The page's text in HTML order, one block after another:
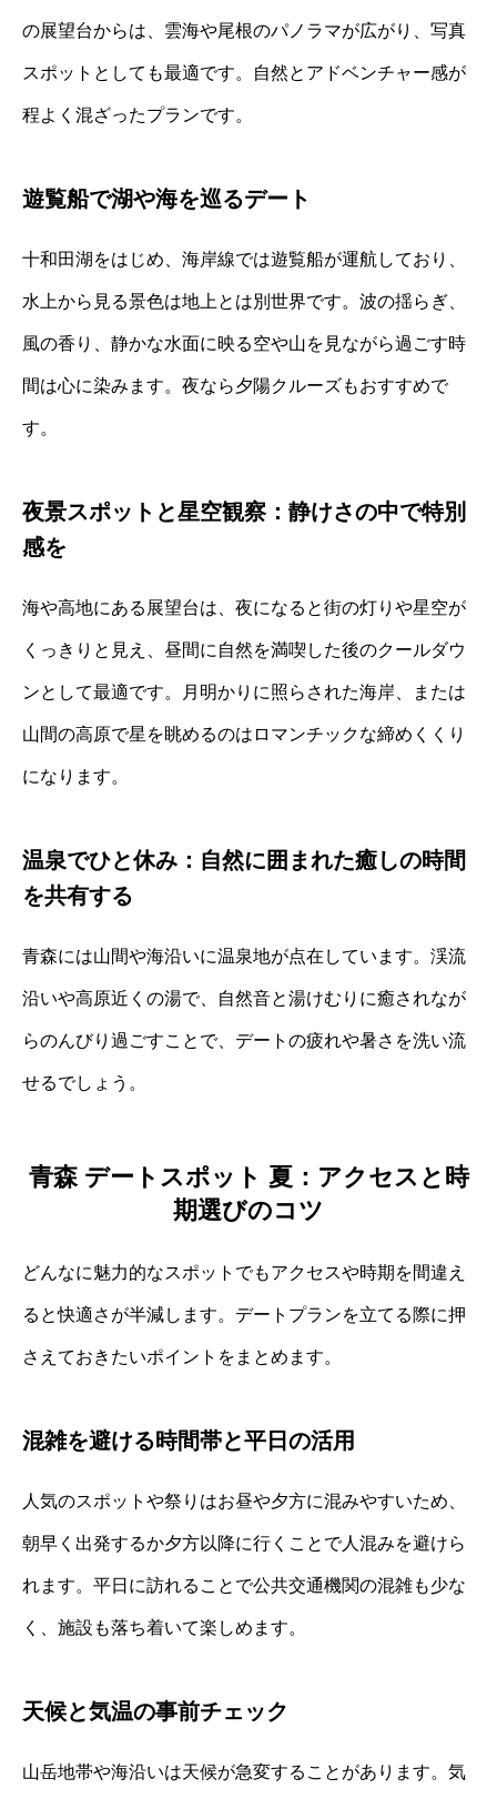
の展望台からは、雲海や尾根のパノラマが広がり、写真
スポットとしても最適です。自然とアドベンチャー感が
程よく混ざったプランです。
遊覧船で湖や海を巡るデート
十和田湖をはじめ、海岸線では遊覧船が運航しており、
水上から見る景色は地上とは別世界です。波の揺らぎ、
風の香り、静かな水面に映る空や山を見ながら過ごす時
間は心に染みます。夜なら夕陽クルーズもおすすめで
す。
夜景スポットと星空観察：静けさの中で特別
感を
海や高地にある展望台は、夜になると街の灯りや星空が
くっきりと見え、昼間に自然を満喫した後のクールダウ
ンとして最適です。月明かりに照らされた海岸、または
山間の高原で星を眺めるのはロマンチックな締めくくり
になります。
温泉でひと休み：自然に囲まれた癒しの時間
を共有する
青森には山間や海沿いに温泉地が点在しています。渓流
沿いや高原近くの湯で、自然音と湯けむりに癒されなが
らのんびり過ごすことで、デートの疲れや暑さを洗い流
せるでしょう。
青森 デートスポット 夏：アクセスと時
期選びのコツ
どんなに魅力的なスポットでもアクセスや時期を間違え
ると快適さが半減します。デートプランを立てる際に押
さえておきたいポイントをまとめます。
混雑を避ける時間帯と平日の活用
人気のスポットや祭りはお昼や夕方に混みやすいため、
朝早く出発するか夕方以降に行くことで人混みを避けら
れます。平日に訪れることで公共交通機関の混雑も少な
く、施設も落ち着いて楽しめます。
天候と気温の事前チェック
山岳地帯や海沿いは天候が急変することがあります。気